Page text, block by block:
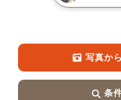
写真か
条